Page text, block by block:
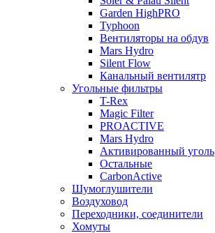
Garden HighPRO
Typhoon
Вентиляторы на обдув
Mars Hydro
Silent Flow
Канальный вентилятр
Угольные фильтры
T-Rex
Magic Filter
PROACTIVE
Mars Hydro
Активированный уголь
Остальные
CarbonActive
Шумоглушители
Воздуховод
Переходники, соединители
Хомуты